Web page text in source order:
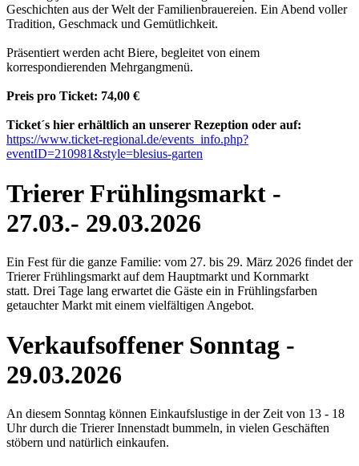
Geschichten aus der Welt der Familienbrauereien. Ein Abend voller
Tradition, Geschmack und Gemütlichkeit.
Präsentiert werden acht Biere, begleitet von einem
korrespondierenden Mehrgangmenü.
Preis pro Ticket: 74,00 €
Ticket´s hier erhältlich an unserer Rezeption oder auf:
https://www.ticket-regional.de/events_info.php?
eventID=210981&style=blesius-garten
Trierer Frühlingsmarkt -
27.03.- 29.03.2026
Ein Fest für die ganze Familie: vom 27. bis 29. März 2026 findet der
Trierer Frühlingsmarkt auf dem Hauptmarkt und Kornmarkt
statt. Drei Tage lang erwartet die Gäste ein in Frühlingsfarben
getauchter Markt mit einem vielfältigen Angebot.
Verkaufsoffener Sonntag -
29.03.2026
An diesem Sonntag können Einkaufslustige in der Zeit von 13 - 18
Uhr durch die Trierer Innenstadt bummeln, in vielen Geschäften
stöbern und natürlich einkaufen.